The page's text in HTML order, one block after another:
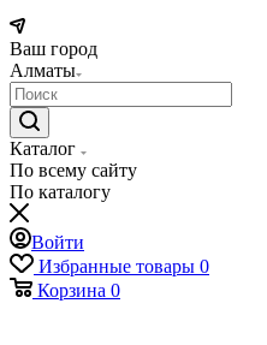
Ваш город
Алматы
Каталог
По всему сайту
По каталогу
Войти
Избранные товары 0
Корзина 0